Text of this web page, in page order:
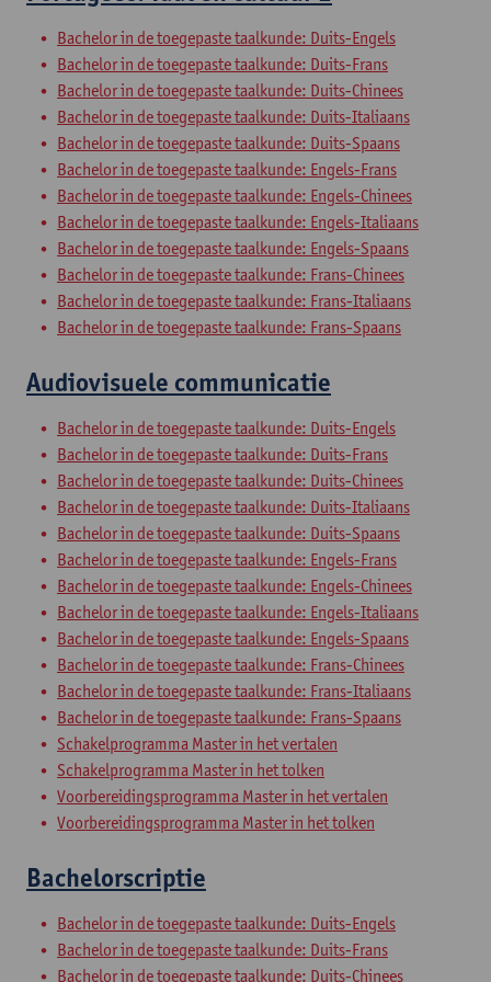
Bachelor in de toegepaste taalkunde: Duits-Engels
Bachelor in de toegepaste taalkunde: Duits-Frans
Bachelor in de toegepaste taalkunde: Duits-Chinees
Bachelor in de toegepaste taalkunde: Duits-Italiaans
Bachelor in de toegepaste taalkunde: Duits-Spaans
Bachelor in de toegepaste taalkunde: Engels-Frans
Bachelor in de toegepaste taalkunde: Engels-Chinees
Bachelor in de toegepaste taalkunde: Engels-Italiaans
Bachelor in de toegepaste taalkunde: Engels-Spaans
Bachelor in de toegepaste taalkunde: Frans-Chinees
Bachelor in de toegepaste taalkunde: Frans-Italiaans
Bachelor in de toegepaste taalkunde: Frans-Spaans
Audiovisuele communicatie
Bachelor in de toegepaste taalkunde: Duits-Engels
Bachelor in de toegepaste taalkunde: Duits-Frans
Bachelor in de toegepaste taalkunde: Duits-Chinees
Bachelor in de toegepaste taalkunde: Duits-Italiaans
Bachelor in de toegepaste taalkunde: Duits-Spaans
Bachelor in de toegepaste taalkunde: Engels-Frans
Bachelor in de toegepaste taalkunde: Engels-Chinees
Bachelor in de toegepaste taalkunde: Engels-Italiaans
Bachelor in de toegepaste taalkunde: Engels-Spaans
Bachelor in de toegepaste taalkunde: Frans-Chinees
Bachelor in de toegepaste taalkunde: Frans-Italiaans
Bachelor in de toegepaste taalkunde: Frans-Spaans
Schakelprogramma Master in het vertalen
Schakelprogramma Master in het tolken
Voorbereidingsprogramma Master in het vertalen
Voorbereidingsprogramma Master in het tolken
Bachelorscriptie
Bachelor in de toegepaste taalkunde: Duits-Engels
Bachelor in de toegepaste taalkunde: Duits-Frans
Bachelor in de toegepaste taalkunde: Duits-Chinees